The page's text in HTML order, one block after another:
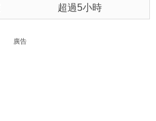
超過5小時
廣告